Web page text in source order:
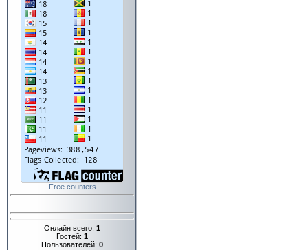
Free counters
Онлайн всего: 1
Гостей: 1
Пользователей: 0